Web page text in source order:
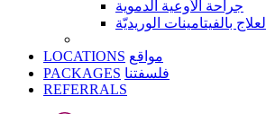
جراحة الأوعية الدموية
العلاج بالفيتامينات الوريديّة
LOCATIONS مواقع
PACKAGES فلسفتنا
REFERRALS